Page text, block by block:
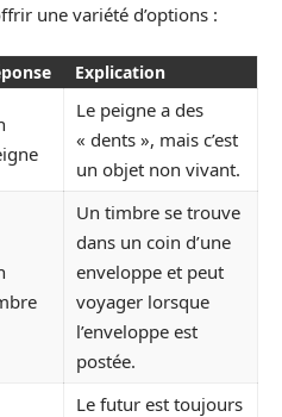
une variété d’options :
Explication
Le peigne a des
« dents », mais c’est
un objet non vivant.
Un timbre se trouve
dans un coin d’une
enveloppe et peut
voyager lorsque
l’enveloppe est
postée.
Le futur est toujours